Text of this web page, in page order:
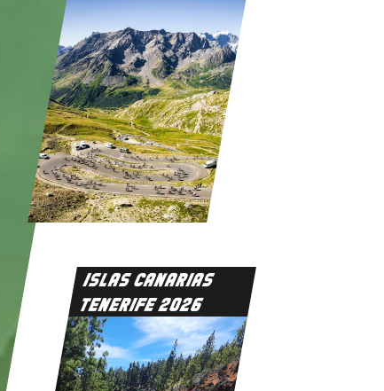
ISLAS CANARIAS
TENERIFE 2026